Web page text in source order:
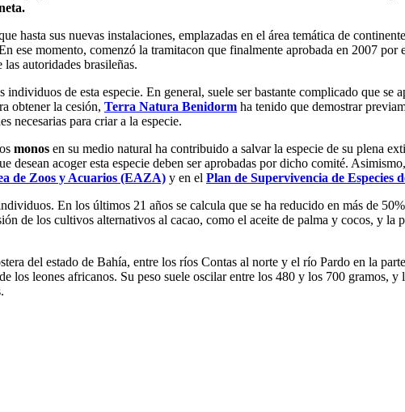
hasta sus nuevas instalaciones, emplazadas en el área temática de
ese momento, comenzó la tramitacon que finalmente aprobada en 2007 por
autoridades brasileñas.
de esta especie. En general, suele ser bastante complicado que se
obtener la cesión, Terra Natura Benidorm ha tenido que demostrar
necesarias para criar a la especie.
monos en su medio natural ha contribuido a salvar la especie de su plena
acoger esta especie deben ser aprobadas por dicho comité.
de Zoos y Acuarios (EAZA) y en el Plan de Supervivencia de Especies
En los últimos 21 años se calcula que se ha reducido en más de
de los cultivos alternativos al cacao, como el aceite de palma y cocos, y la
del estado de Bahía, entre los ríos Contas al norte y el río Pardo en la
los leones africanos. Su peso suele oscilar entre los 480 y los 700 gramos,